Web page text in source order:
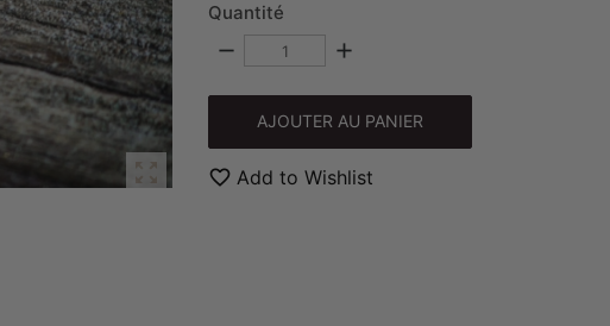

Quantité
remove add
AJOUTER AU PANIER
favorite_border Add to Wishlist